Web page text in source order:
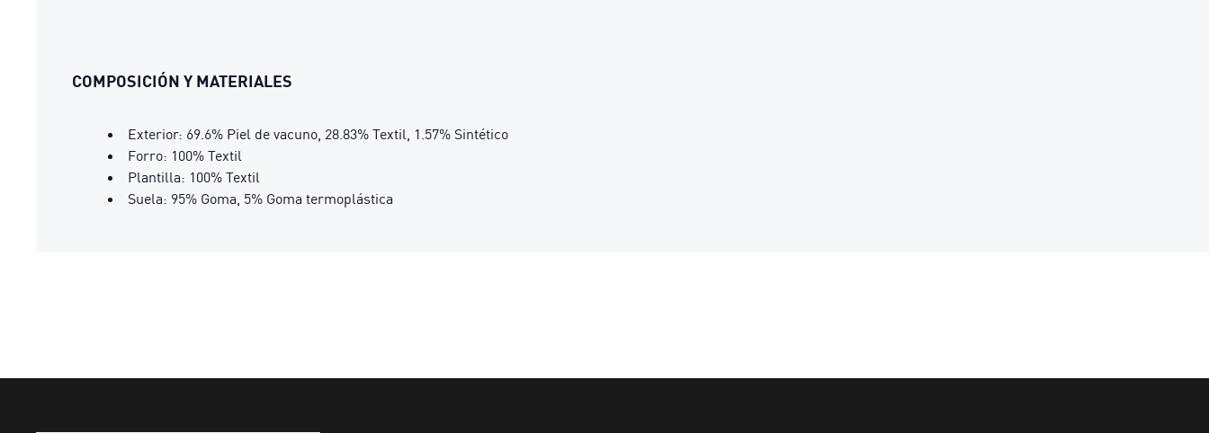
COMPOSICIÓN Y MATERIALES
Exterior: 69.6% Piel de vacuno, 28.83% Textil, 1.57% Sintético
Forro: 100% Textil
Plantilla: 100% Textil
Suela: 95% Goma, 5% Goma termoplástica